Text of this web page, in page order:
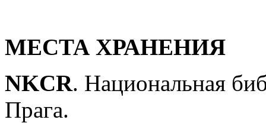
МЕСТА ХРАНЕНИЯ
NKCR. Национальная
Прага.